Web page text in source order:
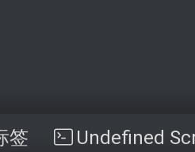
签 Undefined